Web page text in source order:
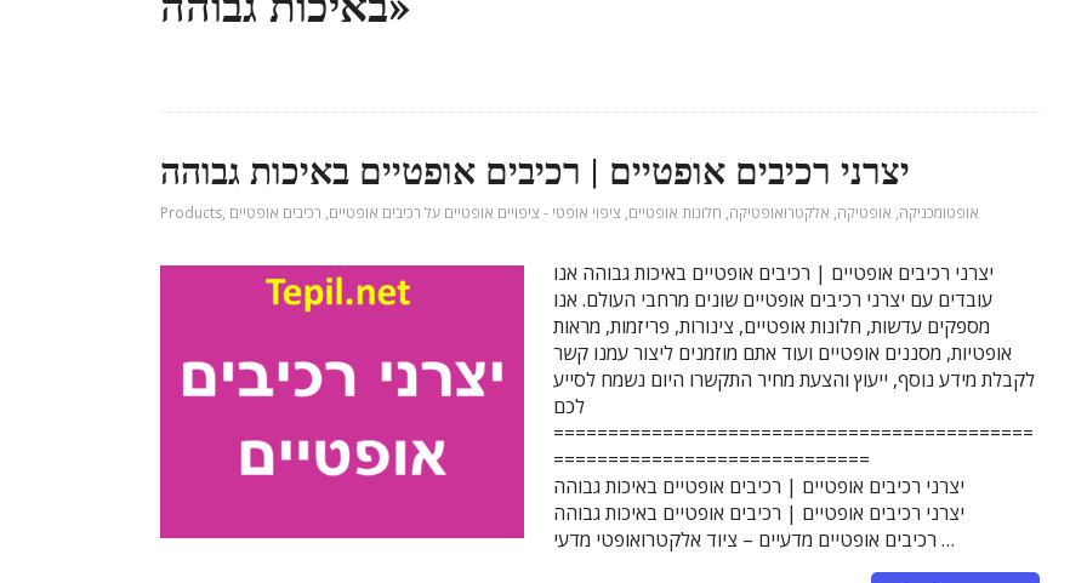
יצרני רכיבים אופטיים | רכיבים אופטיים באיכות גבוהה
Products, אופטומכניקה, אופטיקה, אלקטרואופטיקה, חלונות אופטיים, ציפוי אופטי - ציפויים אופטיים על רכיבים אופטיים, רכיבים אופטיים
יצרני רכיבים אופטיים | רכיבים אופטיים באיכות גבוהה אנו
עובדים עם יצרני רכיבים אופטיים שונים מרחבי העולם. אנו
מספקים עדשות, חלונות אופטיים, צינורות, פריזמות, מראות
אופטיות, מסננים אופטיים ועוד אתם מוזמנים ליצור עמנו קשר
לקבלת מידע נוסף, ייעוץ והצעת מחיר התקשרו היום נשמח לסייע
לכם
============================================
=============================
יצרני רכיבים אופטיים | רכיבים אופטיים באיכות גבוהה
יצרני רכיבים אופטיים | רכיבים אופטיים באיכות גבוהה
רכיבים אופטיים מדעיים – ציוד אלקטרואופטי מדעי …